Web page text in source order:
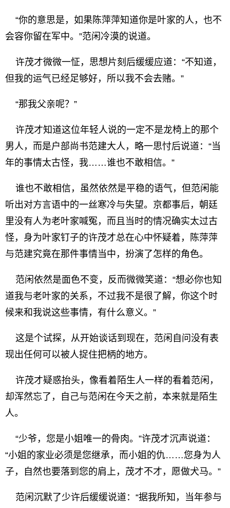
“你的意思是，如果陈萍萍知道你是叶家的人，也不
会容你留在军中。”范闲冷漠的说道。
许茂才微微一怔，思想片刻后缓缓应道：“不知道，
但我的运气已经足够好，所以我不会去赌。”
“那我父亲呢？”
许茂才知道这位年轻人说的一定不是龙椅上的那个
男人，而是户部尚书范建大人，略一思忖后说道：“当
年的事情太古怪，我……谁也不敢相信。”
谁也不敢相信，虽然依然是平稳的语气，但范闲能
听出对方言语中的一丝寒冷与失望。京都事后，朝廷
里没有人为老叶家喊冤，而且当时的情况确实太过古
怪，身为叶家钉子的许茂才总在心中怀疑着，陈萍萍
与范建究竟在那件事情当中，扮演了怎样的角色。
范闲依然是面色不变，反而微微笑道：“想必你也知
道我与老叶家的关系，不过我不是很了解，你这个时
候来和我说这些事情，有什么意义。”
这是个试探，从开始谈话到现在，范闲自问没有表
现出任何可以被人捉住把柄的地方。
许茂才疑惑抬头，像看着陌生人一样的看着范闲，
却浑然忘了，自己与范闲在今天之前，本来就是陌生
人。
“少爷，您是小姐唯一的骨肉。”许茂才沉声说道：
“小姐的家业必须是您继承，而小姐的仇……您身为人
子，自然也要落到您的肩上，茂才不才，愿做犬马。”
范闲沉默了少许后缓缓说道：“据我所知，当年参与